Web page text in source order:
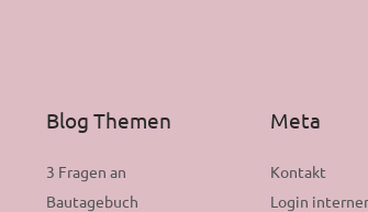
Blog Themen
3 Fragen an
Bautagebuch
Meta
Kontakt
Login